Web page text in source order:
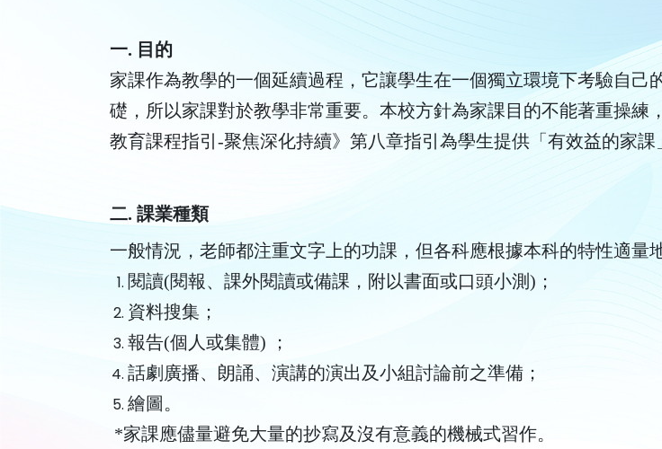
一. 目的
家課作為教學的一個延續過程，它讓學生在一個獨立環境下考驗自
礎，所以家課對於教學非常重要。本校方針為家課目的不能著重操練
教育課程指引-聚焦深化持續》第八章指引為學生提供「有效益的家課
二. 課業種類
一般情況，老師都注重文字上的功課，但各科應根據本科的特性適量
閱讀(閱報、課外閱讀或備課，附以書面或口頭小測)；
資料搜集；
報告(個人或集體) ；
話劇廣播、朗誦、演講的演出及小組討論前之準備；
繪圖。
*家課應儘量避免大量的抄寫及沒有意義的機械式習作。